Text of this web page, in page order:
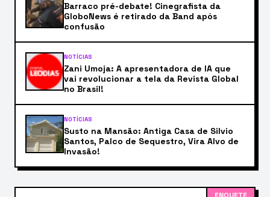
Barraco pré-debate! Cinegrafista da
GloboNews é retirado da Band após
confusão
NOTÍCIAS
Zani Umoja: A apresentadora de IA que
vai revolucionar a tela da Revista Global
no Brasil!
NOTÍCIAS
Susto na Mansão: Antiga Casa de Silvio
Santos, Palco de Sequestro, Vira Alvo de
Invasão!